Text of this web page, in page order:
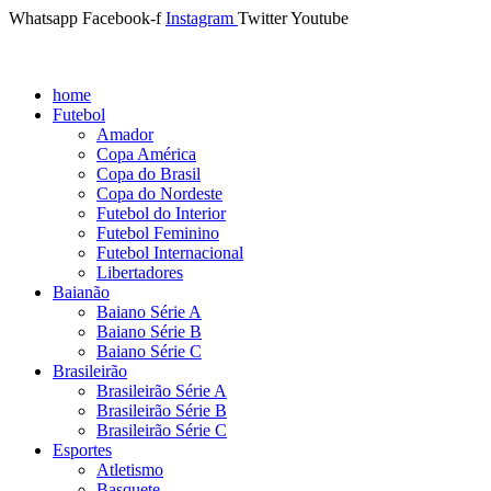
Whatsapp Facebook-f Instagram TwitterYoutube
home
Futebol
Amador
Copa América
Copa do Brasil
Copa do Nordeste
Futebol do Interior
Futebol Feminino
Futebol Internacional
Libertadores
Baianão
Baiano Série A
Baiano Série B
Baiano Série C
Brasileirão
Brasileirão Série A
Brasileirão Série B
Brasileirão Série C
Esportes
Atletismo